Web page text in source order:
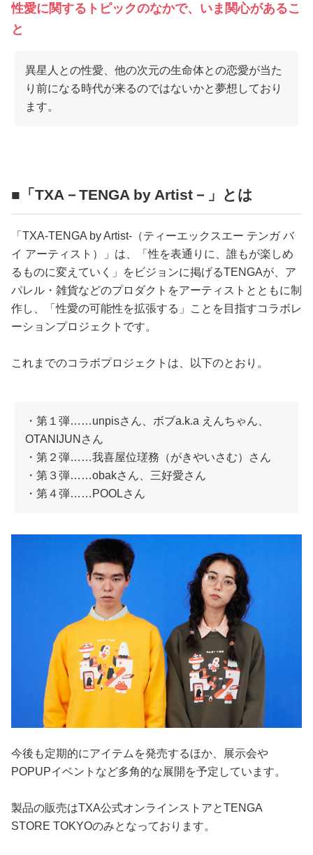
性愛に関するトピックのなかで、いま関心があるこ
と
異星人との性愛、他の次元の生命体との恋愛が当た
り前になる時代が来るのではないかと夢想しており
ます。
■「TXA－TENGA by Artist－」とは
「TXA-TENGA by Artist-（ティーエックスエー テンガ バ
イ アーティスト）」は、「性を表通りに、誰もが楽しめ
るものに変えていく」をビジョンに掲げるTENGAが、ア
パレル・雑貨などのプロダクトをアーティストとともに制
作し、「性愛の可能性を拡張する」ことを目指すコラボレ
ーションプロジェクトです。
これまでのコラボプロジェクトは、以下のとおり。
・第１弾……unpisさん、ボブa.k.a えんちゃん、
OTANIJUNさん
・第２弾……我喜屋位瑳務（がきやいさむ）さん
・第３弾……obakさん、三好愛さん
・第４弾……POOLさん
今後も定期的にアイテムを発売するほか、展示会や
POPUPイベントなど多角的な展開を予定しています。
製品の販売はTXA公式オンラインストアとTENGA
STORE TOKYOのみとなっております。